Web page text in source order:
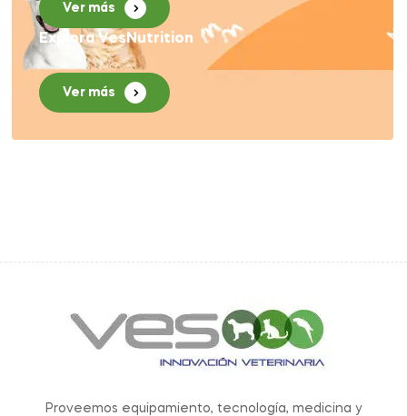
Ver más
Explora VesNutrition
Ver más
Proveemos equipamiento, tecnología, medicina y